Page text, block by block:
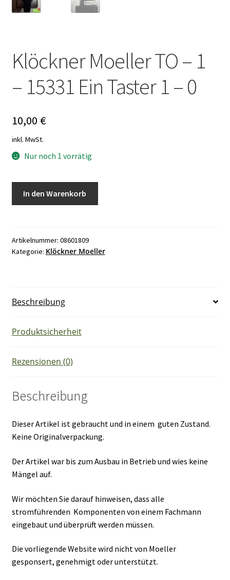
Klöckner Moeller TO – 1
– 15331 Ein Taster 1 – 0
10,00 €
inkl. MwSt.
Nur noch 1 vorrätig
1
-
1
0
In den Warenkorb
Artikelnummer: 08601809
Kategorie: Klöckner Moeller
Beschreibung
Produktsicherheit
Rezensionen (0)
Beschreibung
Dieser Artikel ist gebraucht und in einem guten Zustand.
Keine Originalverpackung.
Der Artikel war bis zum Ausbau in Betrieb und wies keine
Mängel auf.
Wir möchten Sie darauf hinweisen, dass alle
stromführenden Komponenten von einem Fachmann
eingebaut und überprüft werden müssen.
Die vorliegende Website wird nicht von Moeller
gesponsert, genehmigt oder unterstützt.